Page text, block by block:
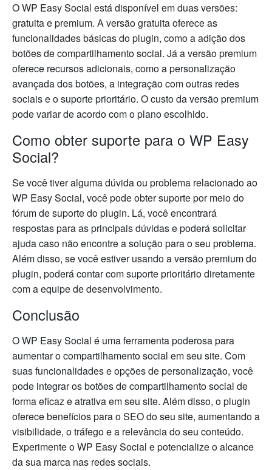
O WP Easy Social está disponível em duas versões:
gratuita e premium. A versão gratuita oferece as
funcionalidades básicas do plugin, como a adição dos
botões de compartilhamento social. Já a versão premium
oferece recursos adicionais, como a personalização
avançada dos botões, a integração com outras redes
sociais e o suporte prioritário. O custo da versão premium
pode variar de acordo com o plano escolhido.
Como obter suporte para o WP Easy
Social?
Se você tiver alguma dúvida ou problema relacionado ao
WP Easy Social, você pode obter suporte por meio do
fórum de suporte do plugin. Lá, você encontrará
respostas para as principais dúvidas e poderá solicitar
ajuda caso não encontre a solução para o seu problema.
Além disso, se você estiver usando a versão premium do
plugin, poderá contar com suporte prioritário diretamente
com a equipe de desenvolvimento.
Conclusão
O WP Easy Social é uma ferramenta poderosa para
aumentar o compartilhamento social em seu site. Com
suas funcionalidades e opções de personalização, você
pode integrar os botões de compartilhamento social de
forma eficaz e atrativa em seu site. Além disso, o plugin
oferece benefícios para o SEO do seu site, aumentando a
visibilidade, o tráfego e a relevância do seu conteúdo.
Experimente o WP Easy Social e potencialize o alcance
da sua marca nas redes sociais.